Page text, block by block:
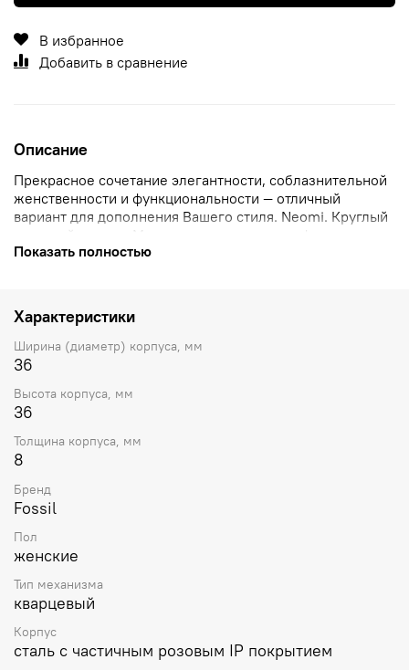
В избранное
Добавить в сравнение
Описание
Прекрасное сочетание элегантности, соблазнительной
женственности и функциональности — отличный
вариант для дополнения Вашего стиля. Neomi. Круглый
стальной корпус. Метки в виде римских цифр и штрихов.
Секундная стрелка вынесена на отдельный циферблат.
Показать полностью
Характеристики
Ширина (диаметр) корпуса, мм
36
Высота корпуса, мм
36
Толщина корпуса, мм
8
Бренд
Fossil
Пол
женские
Тип механизма
кварцевый
Корпус
сталь с частичным розовым IP покрытием